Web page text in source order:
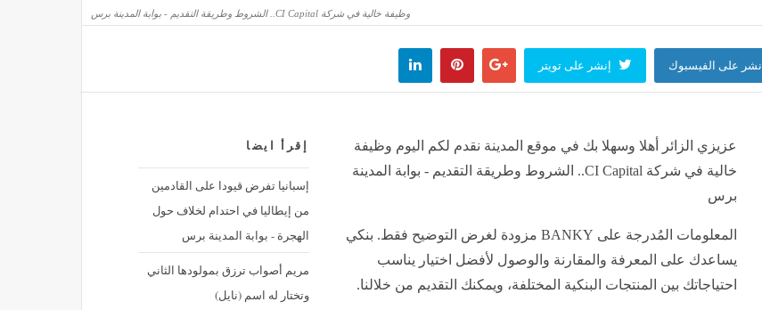
وظيفة خالية في شركة CI Capital.. الشروط وطريقة التقديم - بوابة المدينة برس
إنشر على الفيسبوك إنشر على تويتر
إقرأ ايضا
إسبانيا تفرض قيودا على القادمين
من إيطاليا في احتدام لخلاف حول
الهجرة - بوابة المدينة برس
مريم أصواب ترزق بمولودها الثاني
وتختار له اسم (نايل)
عزيزي الزائر أهلا وسهلا بك في موقع المدينة نقدم لكم اليوم وظيفة
خالية في شركة CI Capital.. الشروط وطريقة التقديم - بوابة المدينة
برس
المعلومات المُدرجة على BANKY مزودة لغرض التوضيح فقط. بنكي
يساعدك على المعرفة والمقارنة والوصول لأفضل اختيار يناسب
احتياجاتك بين المنتجات البنكية المختلفة، ويمكنك التقديم من خلالنا.